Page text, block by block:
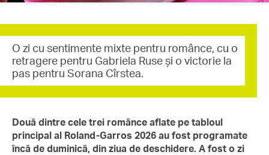
O zi cu sentimente mixte pentru românce, cu o
retragere pentru Gabriela Ruse și o victorie la
pas pentru Sorana Cîrstea.
Două dintre cele trei românce aflate pe tabloul
principal al Roland-Garros 2026 au fost programate
încă de duminică, din ziua de deschidere. A fost o zi